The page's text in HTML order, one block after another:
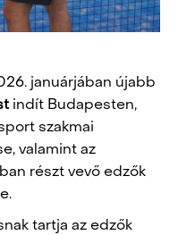
januárjában újabb
indít Budapesten,
szakmai
valamint az
részt vevő edzők
tartja az edzők